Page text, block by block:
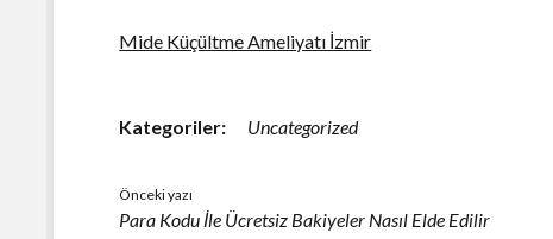
Mide Küçültme Ameliyatı İzmir
Kategoriler: Uncategorized
Önceki yazı
Para Kodu İle Ücretsiz Bakiyeler Nasıl Elde Edilir